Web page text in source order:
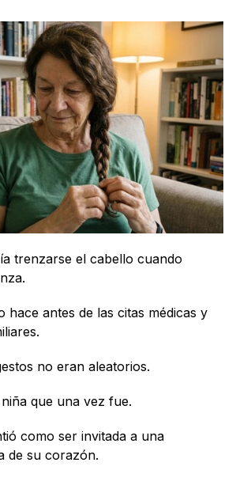
trenzarse el cabello cuando
hace antes de las citas médicas y
no eran aleatorios.
que una vez fue.
como ser invitada a una
de su corazón.